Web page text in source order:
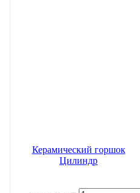
Керамический горшок
Цилиндр